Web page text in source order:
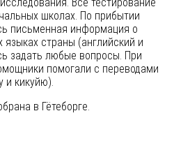
школах. По прибытии
письменная информация о
страны (английский и
задать любые вопросы. При
помогали с переводами
и кикуйю).
в Гётеборге.